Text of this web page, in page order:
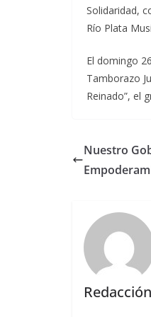
Solidaridad,
Río Plata
El domingo
Tamborazo
Reinado”, el
Nuestro